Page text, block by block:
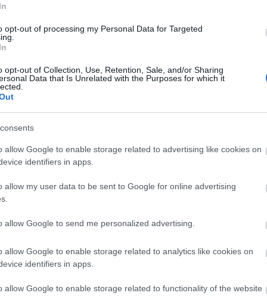
opt-out of processing my Personal Data for Targeted
opt-out of Collection, Use, Retention, Sale, and/or Sharing
Data that Is Unrelated with the Purposes for which it
allow Google to enable storage related to advertising like cookies on
identifiers in apps.
allow my user data to be sent to Google for online advertising
allow Google to send me personalized advertising.
allow Google to enable storage related to analytics like cookies on
identifiers in apps.
allow Google to enable storage related to functionality of the website
volt terítéken a Lemez Gyorstárban, most vegyesebb a
gyereklemez (Luke Haines), színes soul (Janelle Monáe),
(Willis Earl Beal), fenséges alt.country (Bill Callahan), éteri
és…
starjanelle monáewillis earl beallemez gyorstárrec016luke haines
RECORDER SZERINT
idővonalát, összefoglaltuk, mik történtek húsz éve a pop- és a
TOVÁBB →